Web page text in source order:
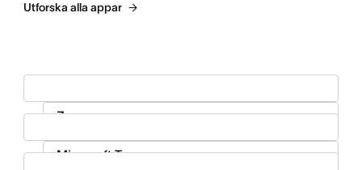
Utforska alla appar